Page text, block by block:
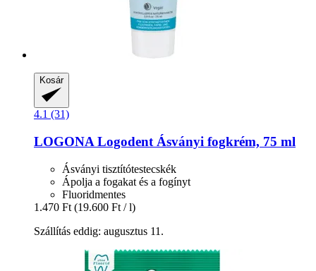
Kosár
4.1 (31)
LOGONA Logodent Ásványi fogkrém, 75 ml
Ásványi tisztítótestecskék
Ápolja a fogakat és a fogínyt
Fluoridmentes
1.470 Ft (19.600 Ft / l)
Szállítás eddig: augusztus 11.